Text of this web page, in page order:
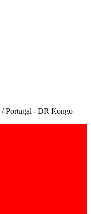
/Portugal - DR Kongo